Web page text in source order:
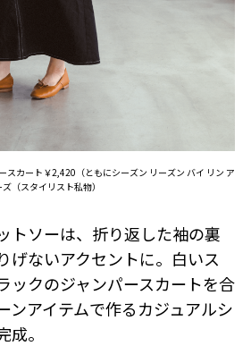
スカート￥2,420（ともにシーズン リーズン バイ リン ア
（スタイリスト私物）
トソーは、折り返した袖の裏
げないアクセントに。白いス
ックのジャンパースカートを合
ンアイテムで作るカジュアルシ
。